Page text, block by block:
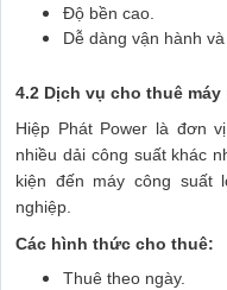
Độ bền cao.
Dễ dàng vận hành
4.2 Dịch vụ cho thuê
Hiệp Phát Power là đơn
nhiều dải công suất khác
kiện đến máy công suất
nghiệp.
Các hình thức cho thuê:
Thuê theo ngày.